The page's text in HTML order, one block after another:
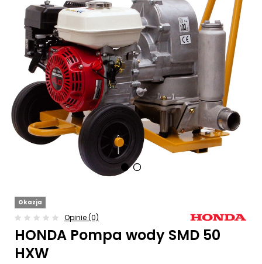
Okazja
Opinie (0)
HONDA Pompa wody SMD 50
HXW